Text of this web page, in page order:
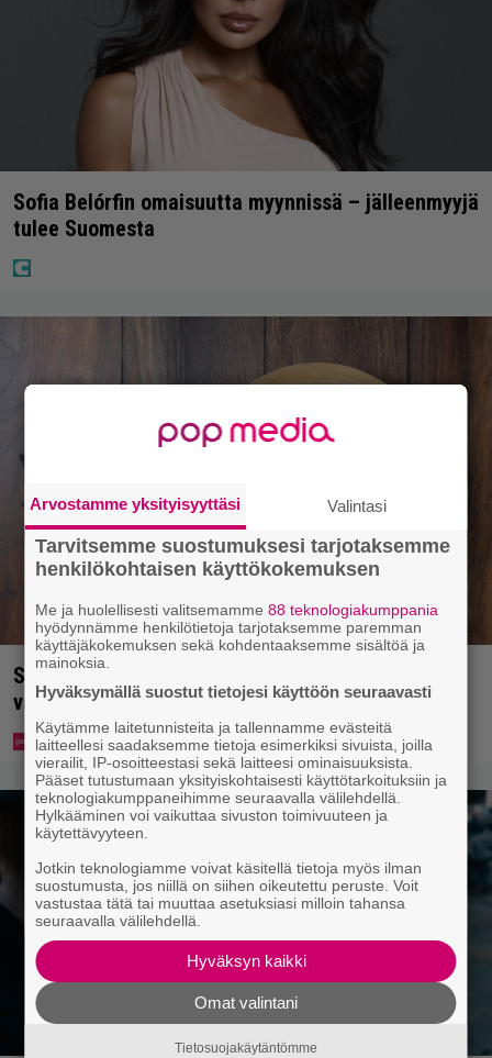
Sofia Belórfin omaisuutta myynnissä – jälleenmyyjä
tulee Suomesta
Syötkö perunoita näin? Tutkijat löysivät yhteyden
vakavaan kansansairauteen
Arvostamme yksityisyyttäsi Valintasi
Tarvitsemme suostumuksesi tarjotaksemme
henkilökohtaisen käyttökokemuksen
Me ja huolellisesti valitsemamme88 teknologiakumppania
hyödynnämme henkilötietoja tarjotaksemme paremman
käyttäjäkokemuksen sekä kohdentaaksemme sisältöä ja
mainoksia.
Hyväksymällä suostut tietojesi käyttöön seuraavasti
Käytämme laitetunnisteita ja tallennamme evästeitä
laitteellesi saadaksemme tietoja esimerkiksi sivuista, joilla
vierailit, IP-osoitteestasi sekä laitteesi ominaisuuksista.
Pääset tutustumaan yksityiskohtaisesti käyttötarkoituksiin ja
teknologiakumppaneihimme seuraavalla välilehdellä.
Hylkääminen voi vaikuttaa sivuston toimivuuteen ja
käytettävyyteen.
Jotkin teknologiamme voivat käsitellä tietoja myös ilman
suostumusta, jos niillä on siihen oikeutettu peruste. Voit
vastustaa tätä tai muuttaa asetuksiasi milloin tahansa
seuraavalla välilehdellä.
Hyväksyn kaikki
Omat valintani
Tietosuojakäytäntömme